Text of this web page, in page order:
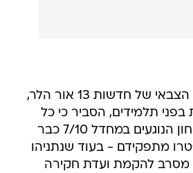
המדובר הוא בכתב הצבאי של חדשות 13 אור הלר,
תלמידים, הסביר כי כל
ראשי מערכת הביטחון הנוגעים במחדל 7/10 כבר
מתפקידם - בעוד שנתניהו
להקמת ועדת חקירה